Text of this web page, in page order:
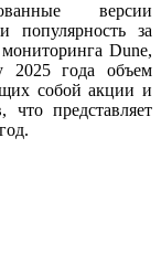
версии
популярность за
мониторинга Dune,
2025 года объем
собой акции и
представляет